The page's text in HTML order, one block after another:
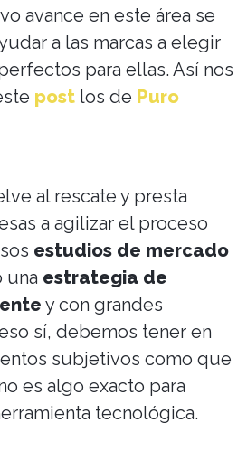
avance en este área se
a las marcas a elegir
para ellas. Así nos
post los de Puro
al rescate y presta
a agilizar el proceso
estudios de mercado
una estrategia de
y con grandes
sí, debemos tener en
subjetivos como que
es algo exacto para
tecnológica.